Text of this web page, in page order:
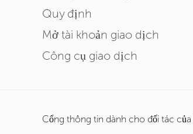
Quy định
Mở tài khoản giao dịch
Công cụ giao dịch
Cổng thông tin dành cho đối tác của